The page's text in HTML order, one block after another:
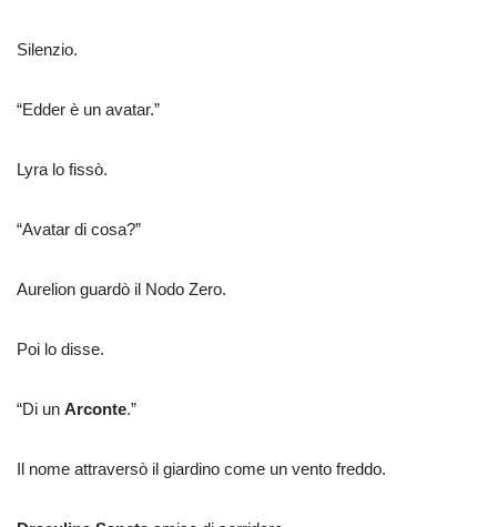
Silenzio.
“Edder è un avatar.”
Lyra lo fissò.
“Avatar di cosa?”
Aurelion guardò il Nodo Zero.
Poi lo disse.
“Di un Arconte.”
Il nome attraversò il giardino come un vento freddo.